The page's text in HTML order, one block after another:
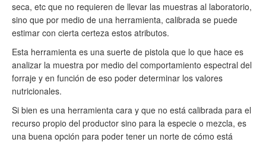
seca, etc que no requieren de llevar las muestras al laboratorio,
sino que por medio de una herramienta, calibrada se puede
estimar con cierta certeza estos atributos.
Esta herramienta es una suerte de pistola que lo que hace es
analizar la muestra por medio del comportamiento espectral del
forraje y en función de eso poder determinar los valores
nutricionales.
Si bien es una herramienta cara y que no está calibrada para el
recurso propio del productor sino para la especie o mezcla, es
una buena opción para poder tener un norte de cómo está